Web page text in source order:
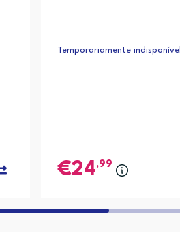
Temporariamente indisponível
24,99